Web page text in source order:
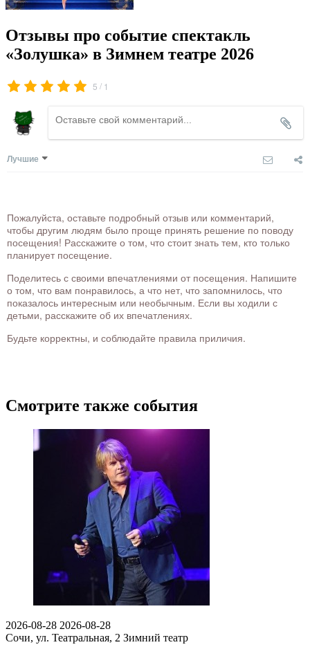
Отзывы про событие спектакль
«Золушка» в Зимнем театре 2026
5 / 1
Лучшие
Пожалуйста, оставьте подробный отзыв или комментарий,
чтобы другим людям было проще принять решение по поводу
посещения! Расскажите о том, что стоит знать тем, кто только
планирует посещение.
Поделитесь с своими впечатлениями от посещения. Напишите
о том, что вам понравилось, а что нет, что запомнилось, что
показалось интересным или необычным. Если вы ходили с
детьми, расскажите об их впечатлениях.
Будьте корректны, и соблюдайте правила приличия.
Смотрите также события
2026-08-28 2026-08-28
Сочи, ул. Театральная, 2 Зимний театр